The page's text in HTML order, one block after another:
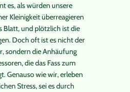
es, als würden unsere
Kleinigkeit überreagieren
Blatt, und plötzlich ist die
Doch oft ist es nicht der
sondern die Anhäufung
die das Fass zum
Genauso wie wir, erleben
Stress, sei es durch